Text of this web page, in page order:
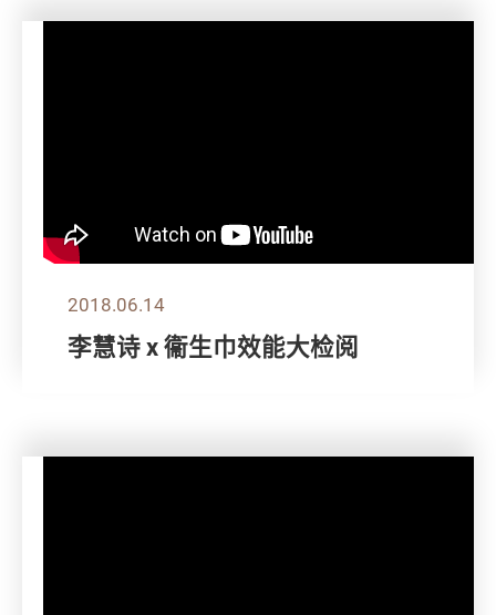
2018.06.14
李慧诗 x 衞生巾效能大检阅